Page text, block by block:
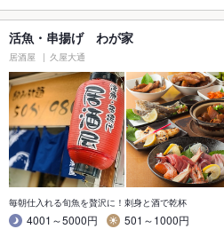
活魚・串揚げ わが家
居酒屋 久屋大通
毎朝仕入れる旬魚を贅沢に！刺身と酒で乾杯
4001～5000円
501～1000円